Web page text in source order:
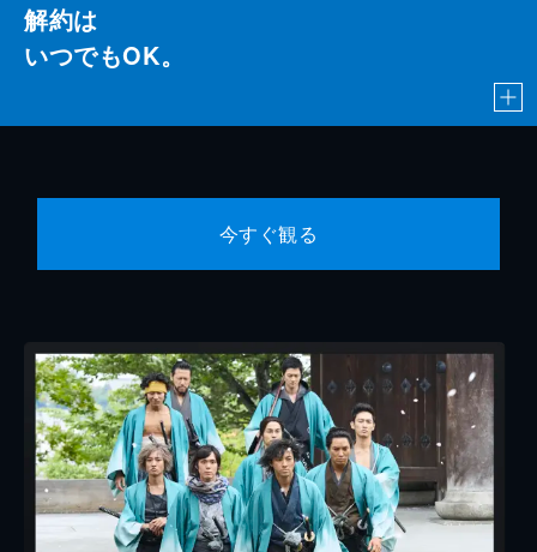
解約は
いつでもOK。
今すぐ観る